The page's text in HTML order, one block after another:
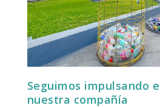
Seguimos impulsando
nuestra compañía